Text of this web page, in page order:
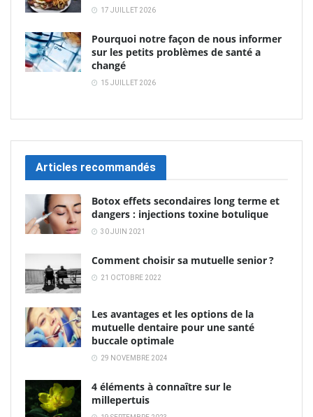
17 JUILLET 2026
Pourquoi notre façon de nous informer
sur les petits problèmes de santé a
changé
15 JUILLET 2026
Articles recommandés
Botox effets secondaires long terme et
dangers : injections toxine botulique
30 JUIN 2021
Comment choisir sa mutuelle senior ?
21 OCTOBRE 2022
Les avantages et les options de la
mutuelle dentaire pour une santé
buccale optimale
29 NOVEMBRE 2024
4 éléments à connaître sur le
millepertuis